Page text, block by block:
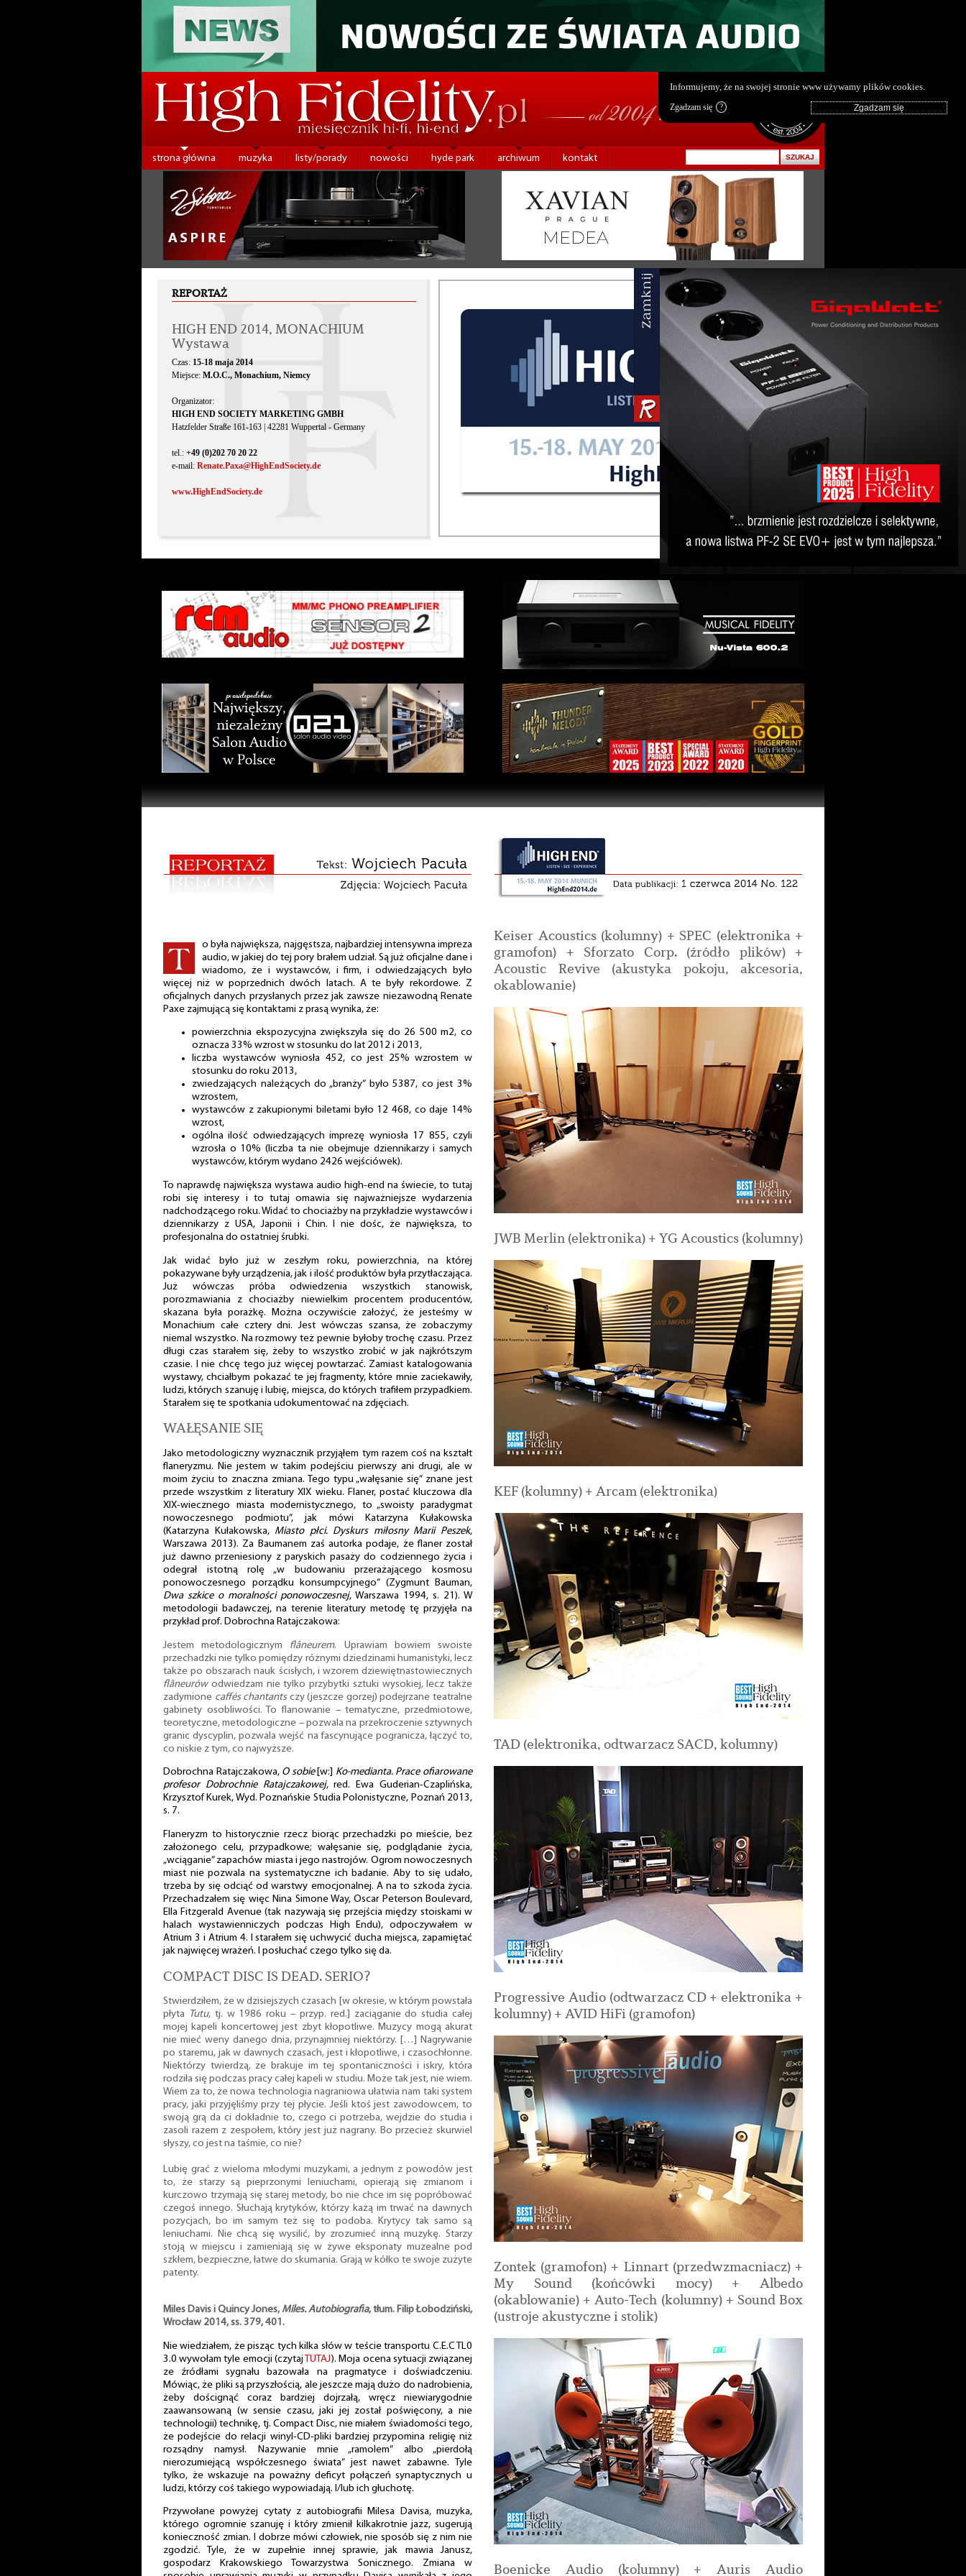
strona główna muzyka listy/porady nowości hyde park archiwum kontakt
REPORTAŻ
HIGH END 2014, MONACHIUM
Wystawa
Czas: 15-18 maja 2014
Miejsce: M.O.C., Monachium, Niemcy
Organizator:
HIGH END SOCIETY MARKETING GMBH
Hatzfelder Straße 161-163 | 42281 Wuppertal - Germany
tel.: +49 (0)202 70 20 22
e-mail: Renate.Paxa@HighEndSociety.de
www.HighEndSociety.de
o była największa, najgęstsza, najbardziej intensywna impreza
audio, w jakiej do tej pory brałem udział. Są już oficjalne dane i
wiadomo, że i wystawców, i firm, i odwiedzających było
więcej niż w poprzednich dwóch latach. A te były rekordowe. Z
oficjalnych danych przysłanych przez jak zawsze niezawodną Renate
Paxe zajmującą się kontaktami z prasą wynika, że:
powierzchnia ekspozycyjna zwiększyła się do 26 500 m2, co
oznacza 33% wzrost w stosunku do lat 2012 i 2013,
liczba wystawców wyniosła 452, co jest 25% wzrostem w
stosunku do roku 2013,
zwiedzających należących do „branży” było 5387, co jest 3%
wzrostem,
wystawców z zakupionymi biletami było 12 468, co daje 14%
wzrost,
ogólna ilość odwiedzających imprezę wyniosła 17 855, czyli
wzrosła o 10% (liczba ta nie obejmuje dziennikarzy i samych
wystawców, którym wydano 2426 wejściówek).
To naprawdę największa wystawa audio high-end na świecie, to tutaj
robi się interesy i to tutaj omawia się najważniejsze wydarzenia
nadchodzącego roku. Widać to chociażby na przykładzie wystawców i
dziennikarzy z USA, Japonii i Chin. I nie dośc, że największa, to
profesjonalna do ostatniej śrubki.
Jak widać było już w zeszłym roku, powierzchnia, na której
pokazywane były urządzenia, jak i ilość produktów była przytłaczająca.
Już wówczas próba odwiedzenia wszystkich stanowisk,
porozmawiania z chociażby niewielkim procentem producentów,
skazana była porażkę. Można oczywiście założyć, że jesteśmy w
Monachium całe cztery dni. Jest wówczas szansa, że zobaczymy
niemal wszystko. Na rozmowy też pewnie byłoby trochę czasu. Przez
długi czas starałem się, żeby to wszystko zrobić w jak najkrótszym
czasie. I nie chcę tego już więcej powtarzać. Zamiast katalogowania
wystawy, chciałbym pokazać te jej fragmenty, które mnie zaciekawiły,
ludzi, których szanuję i lubię, miejsca, do których trafiłem przypadkiem.
Starałem się te spotkania udokumentować na zdjęciach.
WAŁĘSANIE SIĘ
Jako metodologiczny wyznacznik przyjąłem tym razem coś na kształt
flaneryzmu. Nie jestem w takim podejściu pierwszy ani drugi, ale w
moim życiu to znaczna zmiana. Tego typu „wałęsanie się” znane jest
przede wszystkim z literatury XIX wieku. Flaner, postać kluczowa dla
XIX-wiecznego miasta modernistycznego, to „swoisty paradygmat
nowoczesnego podmiotu”, jak mówi Katarzyna Kułakowska
(Katarzyna Kułakowska, Miasto płci. Dyskurs miłosny Marii Peszek,
Warszawa 2013). Za Baumanem zaś autorka podaje, że flaner został
już dawno przeniesiony z paryskich pasaży do codziennego życia i
odegrał istotną rolę „w budowaniu przerażającego kosmosu
ponowoczesnego porządku konsumpcyjnego” (Zygmunt Bauman,
Dwa szkice o moralności ponowoczesnej, Warszawa 1994, s. 21). W
metodologii badawczej, na terenie literatury metodę tę przyjęła na
przykład prof. Dobrochna Ratajczakowa:
Jestem metodologicznym flâneurem. Uprawiam bowiem swoiste
przechadzki nie tylko pomiędzy różnymi dziedzinami humanistyki, lecz
także po obszarach nauk ścisłych, i wzorem dziewiętnastowiecznych
flâneurówodwiedzam nie tylko przybytki sztuki wysokiej, lecz także
zadymione caffés chantantsczy (jeszcze gorzej) podejrzane teatralne
gabinety osobliwości. To flanowanie – tematyczne, przedmiotowe,
teoretyczne, metodologiczne – pozwala na przekroczenie sztywnych
granic dyscyplin, pozwala wejść na fascynujące pogranicza, łączyć to,
co niskie z tym, co najwyższe.
Dobrochna Ratajczakowa, O sobie[w:] Ko-medianta. Prace ofiarowane
profesor Dobrochnie Ratajczakowej, red. Ewa Guderian-Czaplińska,
Krzysztof Kurek, Wyd. Poznańskie Studia Polonistyczne, Poznań 2013,
s. 7.
Flaneryzm to historycznie rzecz biorąc przechadzki po mieście, bez
założonego celu, przypadkowe; wałęsanie się, podglądanie życia,
„wciąganie” zapachów miasta i jego nastrojów. Ogrom nowoczesnych
miast nie pozwala na systematyczne ich badanie. Aby to się udało,
trzeba by się odciąć od warstwy emocjonalnej. A na to szkoda życia.
Przechadzałem się więc Nina Simone Way, Oscar Peterson Boulevard,
Ella Fitzgerald Avenue (tak nazywają się przejścia między stoiskami w
halach wystawienniczych podczas High Endu), odpoczywałem w
Atrium 3 i Atrium 4. I starałem się uchwycić ducha miejsca, zapamiętać
jak najwięcej wrażeń. I posłuchać czego tylko się da.
COMPACT DISC IS DEAD. SERIO?
Stwierdziłem, że w dzisiejszych czasach [w okresie, w którym powstała
płyta Tutu, tj. w 1986 roku – przyp. red.] zaciąganie do studia całej
mojej kapeli koncertowej jest zbyt kłopotliwe. Muzycy mogą akurat
nie mieć weny danego dnia, przynajmniej niektórzy. […] Nagrywanie
po staremu, jak w dawnych czasach, jest i kłopotliwe, i czasochłonne.
Niektórzy twierdzą, że brakuje im tej spontaniczności i iskry, która
rodziła się podczas pracy całej kapeli w studiu. Może tak jest, nie wiem.
Wiem za to, że nowa technologia nagraniowa ułatwia nam taki system
pracy, jaki przyjęliśmy przy tej płycie. Jeśli ktoś jest zawodowcem, to
swoją grą da ci dokładnie to, czego ci potrzeba, wejdzie do studia i
zasoli razem z zespołem, który jest już nagrany. Bo przecież skurwiel
słyszy, co jest na taśmie, co nie?
Lubię grać z wieloma młodymi muzykami, a jednym z powodów jest
to, że starzy są pieprzonymi leniuchami, opierają się zmianom i
kurczowo trzymają się starej metody, bo nie chce im się popróbować
czegoś innego. Słuchają krytyków, którzy każą im trwać na dawnych
pozycjach, bo im samym też się to podoba. Krytycy tak samo są
leniuchami. Nie chcą się wysilić, by zrozumieć inną muzykę. Starzy
stoją w miejscu i zamieniają się w żywe eksponaty muzealne pod
szkłem, bezpieczne, łatwe do skumania. Grają w kółko te swoje zużyte
patenty.
Miles Davis i Quincy Jones, Miles. Autobiografia, tłum. Filip Łobodziński,
Wrocław 2014, ss. 379, 401.
Nie wiedziałem, że pisząc tych kilka słów w teście transportu C.E.C TL0
3.0 wywołam tyle emocji (czytajTUTAJ). Moja ocena sytuacji związanej
ze źródłami sygnału bazowała na pragmatyce i doświadczeniu.
Mówiąc, że pliki są przyszłością, ale jeszcze mają dużo do nadrobienia,
żeby doścignąć coraz bardziej dojrzałą, wręcz niewiarygodnie
zaawansowaną (w sensie czasu, jaki jej został poświęcony, a nie
technologii) technikę, tj. Compact Disc, nie miałem świadomości tego,
że podejście do relacji winyl-CD-pliki bardziej przypomina religię niż
rozsądny namysł. Nazywanie mnie „ramolem” albo „pierdołą
nierozumiejącą współczesnego świata” jest nawet zabawne. Tyle
tylko, że wskazuje na poważny deficyt połączeń synaptycznych u
ludzi, którzy coś takiego wypowiadają. I/lub ich głuchotę.
Przywołane powyżej cytaty z autobiografii Milesa Davisa, muzyka,
którego ogromnie szanuję i który zmienił kilkakrotnie jazz, sugerują
konieczność zmian. I dobrze mówi człowiek, nie sposób się z nim nie
zgodzić. Tyle, że w zupełnie innej sprawie, jak mawia Janusz,
gospodarz Krakowskiego Towarzystwa Sonicznego. Zmiana w
Keiser Acoustics (kolumny) + SPEC (elektronika +
gramofon) + Sforzato Corp. (źródło plików) +
Acoustic Revive (akustyka pokoju, akcesoria,
okablowanie)
JWB Merlin (elektronika) + YG Acoustics (kolumny)
KEF (kolumny) + Arcam (elektronika)
TAD (elektronika, odtwarzacz SACD, kolumny)
Progressive Audio (odtwarzacz CD + elektronika +
kolumny) + AVID HiFi (gramofon)
Zontek (gramofon) + Linnart (przedwzmacniacz) +
My Sound (końcówki mocy) + Albedo
(okablowanie) + Auto-Tech (kolumny) + Sound Box
(ustroje akustyczne i stolik)
Boenicke Audio (kolumny) + Auris Audio
Informujemy, że na swojej stronie www używamy plików cookies.
Zgadzam się ?